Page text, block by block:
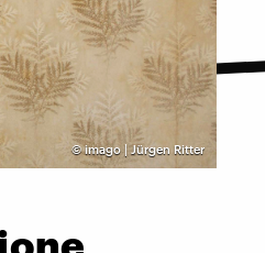
©imago | Jürgen Ritter